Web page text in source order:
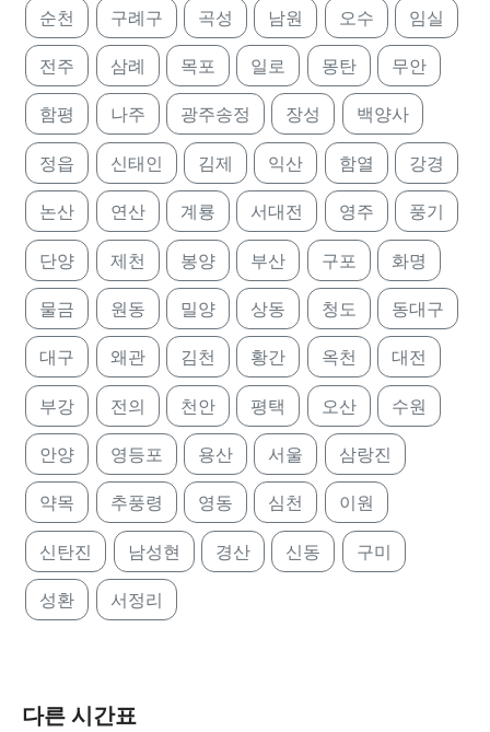
순천 구례구 곡성 남원 오수 임실
전주 삼례 목포 일로 몽탄 무안
함평 나주 광주송정 장성 백양사
정읍 신태인 김제 익산 함열 강경
논산 연산 계룡 서대전 영주 풍기
단양 제천 봉양 부산 구포 화명
물금 원동 밀양 상동 청도 동대구
대구 왜관 김천 황간 옥천 대전
부강 전의 천안 평택 오산 수원
안양 영등포 용산 서울 삼랑진
약목 추풍령 영동 심천 이원
신탄진 남성현 경산 신동 구미
성환 서정리
다른 시간표